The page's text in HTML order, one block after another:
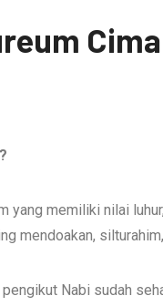
yang memiliki nilai
mendoakan,
Nabi sudah